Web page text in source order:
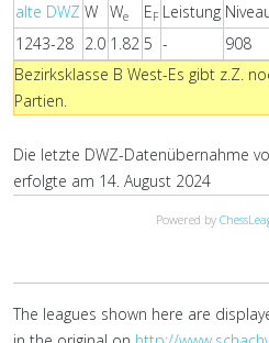
alte DWZ W We EF Leistung
1243-28 2.0 1.82 5 - 908
Bezirksklasse B West-Es gibt z.Z.
Partien.
Die letzte DWZ-Datenübernahme
erfolgte am 14. August 2024
Powered by
The leagues shown here are